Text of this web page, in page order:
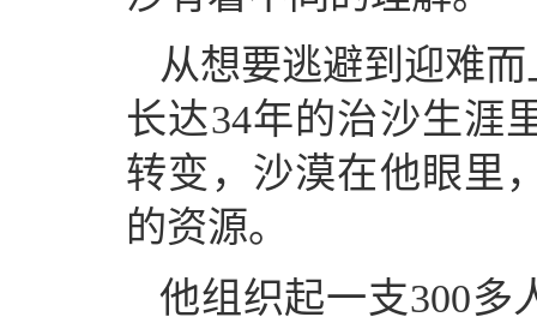
从想要逃避到迎难
长达34年的治沙生涯
转变，沙漠在他眼里
的资源。
他组织起一支300多